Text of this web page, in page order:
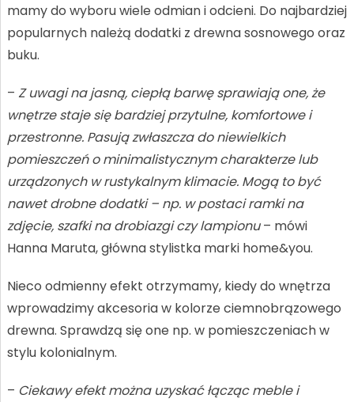
mamy do wyboru wiele odmian i odcieni. Do najbardziej
popularnych należą dodatki z drewna sosnowego oraz
buku.
– Z uwagi na jasną, ciepłą barwę sprawiają one, że
wnętrze staje się bardziej przytulne, komfortowe i
przestronne. Pasują zwłaszcza do niewielkich
pomieszczeń o minimalistycznym charakterze lub
urządzonych w rustykalnym klimacie. Mogą to być
nawet drobne dodatki – np. w postaci ramki na
zdjęcie, szafki na drobiazgi czy lampionu– mówi
Hanna Maruta, główna stylistka marki home&you.
Nieco odmienny efekt otrzymamy, kiedy do wnętrza
wprowadzimy akcesoria w kolorze ciemnobrązowego
drewna. Sprawdzą się one np. w pomieszczeniach w
stylu kolonialnym.
– Ciekawy efekt można uzyskać łącząc meble i